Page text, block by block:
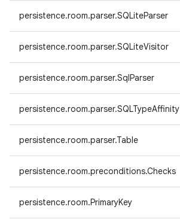
persistence.room.parser.SQLiteParser
persistence.room.parser.SQLiteVisitor
persistence.room.parser.SqlParser
persistence.room.parser.SQLTypeAffinity
persistence.room.parser.Table
persistence.room.preconditions.Checks
persistence.room.PrimaryKey